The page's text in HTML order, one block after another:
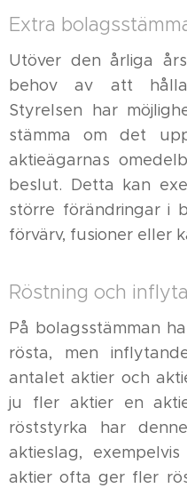
Extra
Utöver den årliga
behov av att hålla
Styrelsen har
stämma om det
aktieägarnas
beslut. Detta kan
större förändringar i
förvärv, fusioner eller
Röstning och
På bolagsstämman
rösta, men
antalet aktier och
ju fler aktier en
röststyrka har
aktieslag,
aktier ofta ger fler